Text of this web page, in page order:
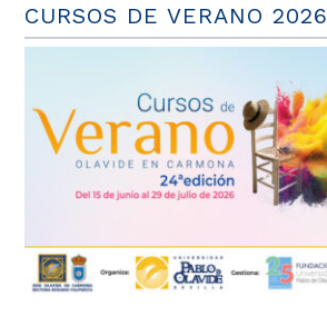
CURSOS DE VERANO 2026